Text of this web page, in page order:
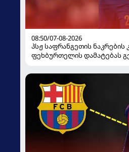
08:50/07-08-2026
პსჟ საფრანგეთის ნაკრების
ფეხბურთელის დამატებას